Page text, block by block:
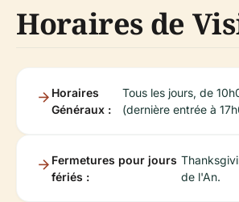
Horaires de
Horaires
Généraux :
Tous les jours, de
(dernière entrée à
Fermetures pour jours
fériés :
de l'An.